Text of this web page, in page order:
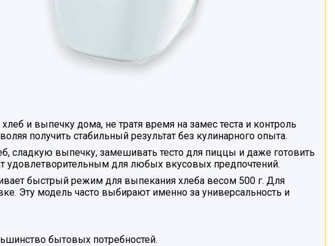
и выпечку дома, не тратя время на замес теста и контроль
получить стабильный результат без кулинарного опыта.
сладкую выпечку, замешивать тесто для пиццы и даже готовить
удовлетворительным для любых вкусовых предпочтений.
быстрый режим для выпекания хлеба весом 500 г. Для
Эту модель часто выбирают именно за универсальность и
бытовых потребностей.